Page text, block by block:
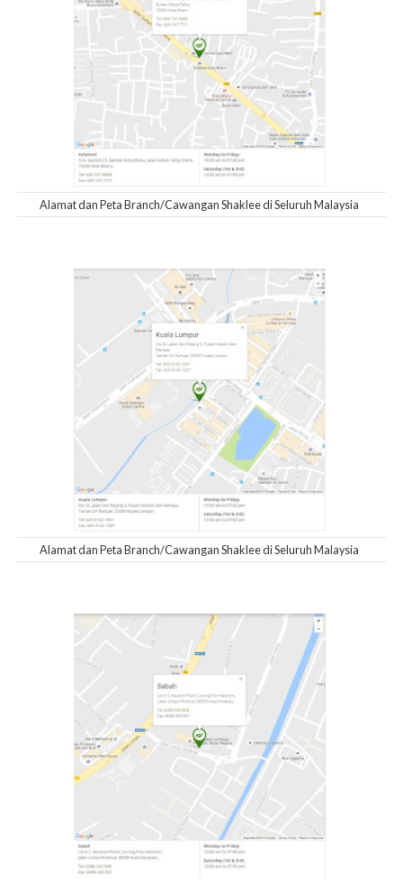
Alamat dan Peta Branch/Cawangan Shaklee di Seluruh Malaysia
Alamat dan Peta Branch/Cawangan Shaklee di Seluruh Malaysia